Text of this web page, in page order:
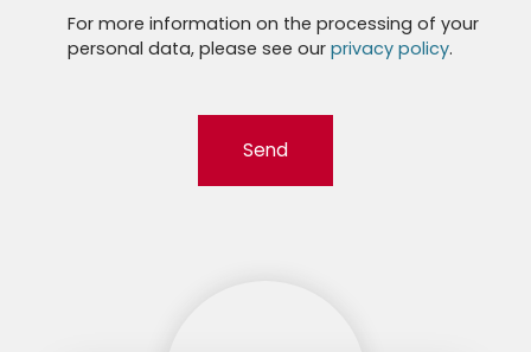
For more information on the processing of your
personal data, please see our privacy policy.
Send